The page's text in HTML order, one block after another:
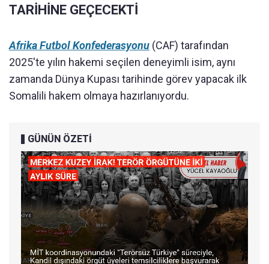
TARİHİNE GEÇECEKTİ
Afrika Futbol Konfederasyonu (CAF) tarafından
2025'te yılın hakemi seçilen deneyimli isim, aynı
zamanda Dünya Kupası tarihinde görev yapacak ilk
Somalili hakem olmaya hazırlanıyordu.
GÜNÜN ÖZETİ